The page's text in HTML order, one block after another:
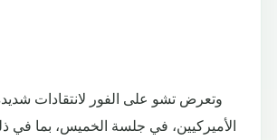
وتعرض تشو على الفور لانتقادات
الأميركيين، في جلسة الخميس، بما في